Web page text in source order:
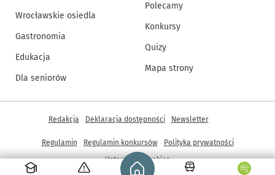
Strona główna - wroclaw.pl
Wrocławskie osiedla
Gastronomia
Edukacja
Dla seniorów
Polecamy
Konkursy
Quizy
Mapa strony
Inne informacje
Redakcja Deklaracja dostępności Newsletter
Regulamin Regulamin konkursów
Polityka prywatności
Ustawienia cookies